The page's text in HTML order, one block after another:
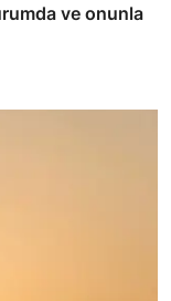
ve onunla